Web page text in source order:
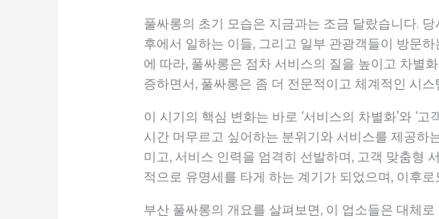
풀싸롱의 초기 모습은 지금과는 조금 달랐습니다.
후에서 일하는 이들, 그리고 일부 관광객들이 방문
에 따라, 풀싸롱은 점차 서비스의 질을 높이고 차별
증하면서, 풀싸롱은 좀 더 전문적이고 체계적인 시
이 시기의 핵심 변화는 바로 ‘서비스의 차별화’와 ‘
시간 머무르고 싶어하는 분위기와 서비스를 제공하
미고, 서비스 인력을 엄격히 선발하며, 고객 맞춤형
적으로 유명세를 타게 하는 계기가 되었으며, 이후
부산 풀싸롱의 개요를 살펴보면, 이 업소들은 대체